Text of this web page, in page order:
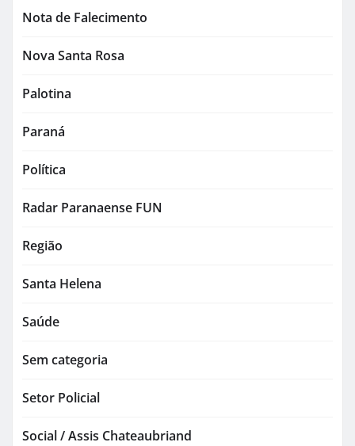
Nota de Falecimento
Nova Santa Rosa
Palotina
Paraná
Política
Radar Paranaense FUN
Região
Santa Helena
Saúde
Sem categoria
Setor Policial
Social / Assis Chateaubriand